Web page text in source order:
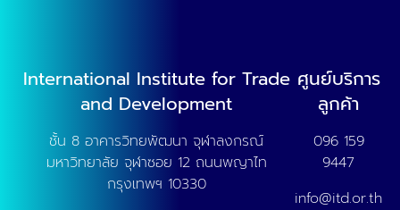
International Institute for Trade
and Development
ชั้น 8 อาคารวิทยพัฒนา จุฬาลงกรณ์
มหาวิทยาลัย จุฬาซอย 12 ถนนพญาไท
กรุงเทพฯ 10330
ศูนย์บริการ
ลูกค้า
096 159
9447
info@itd.or.th